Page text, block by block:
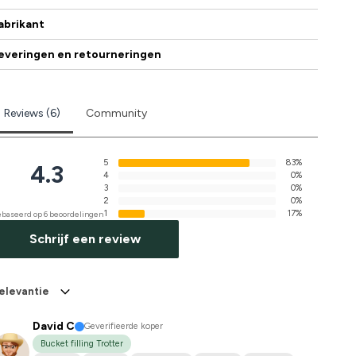
en retourneringen
Reviews (6) Community
4.3
op 6 beoordelingen
5
83%
4
0%
3
0%
2
0%
1
17%
Schrijf een review
David C
Geverifieerde koper
Bucket filling Trotter